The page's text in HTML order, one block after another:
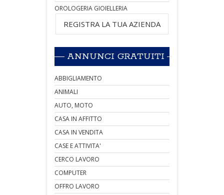
OROLOGERIA GIOIELLERIA
REGISTRA LA TUA AZIENDA
ANNUNCI GRATUITI
ABBIGLIAMENTO
ANIMALI
AUTO, MOTO
CASA IN AFFITTO
CASA IN VENDITA
CASE E ATTIVITA'
CERCO LAVORO
COMPUTER
OFFRO LAVORO